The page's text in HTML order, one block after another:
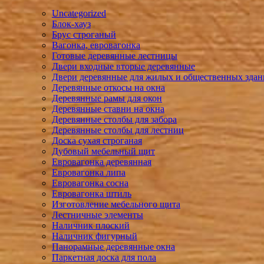
Uncategorized
Блок-хауз
Брус строганый
Вагонка, евровагонка
Готовые деревянные лестницы
Двери входные вторые деревянные
Двери деревянные для жилых и общественных
Деревянные откосы на окна
Деревянные рамы для окон
Деревянные ставни на окна
Деревянные столбы для забора
Деревянные столбы для лестниц
Доска сухая строганая
Дубовый мебельный щит
Евровагонка деревянная
Евровагонка липа
Евровагонка сосна
Евровагонка штиль
Изготовление мебельного щита
Лестничные элементы
Наличник плоский
Наличник фигурный
Панорамные деревянные окна
Паркетная доска для пола